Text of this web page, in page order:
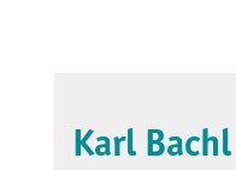
Karl Bachl